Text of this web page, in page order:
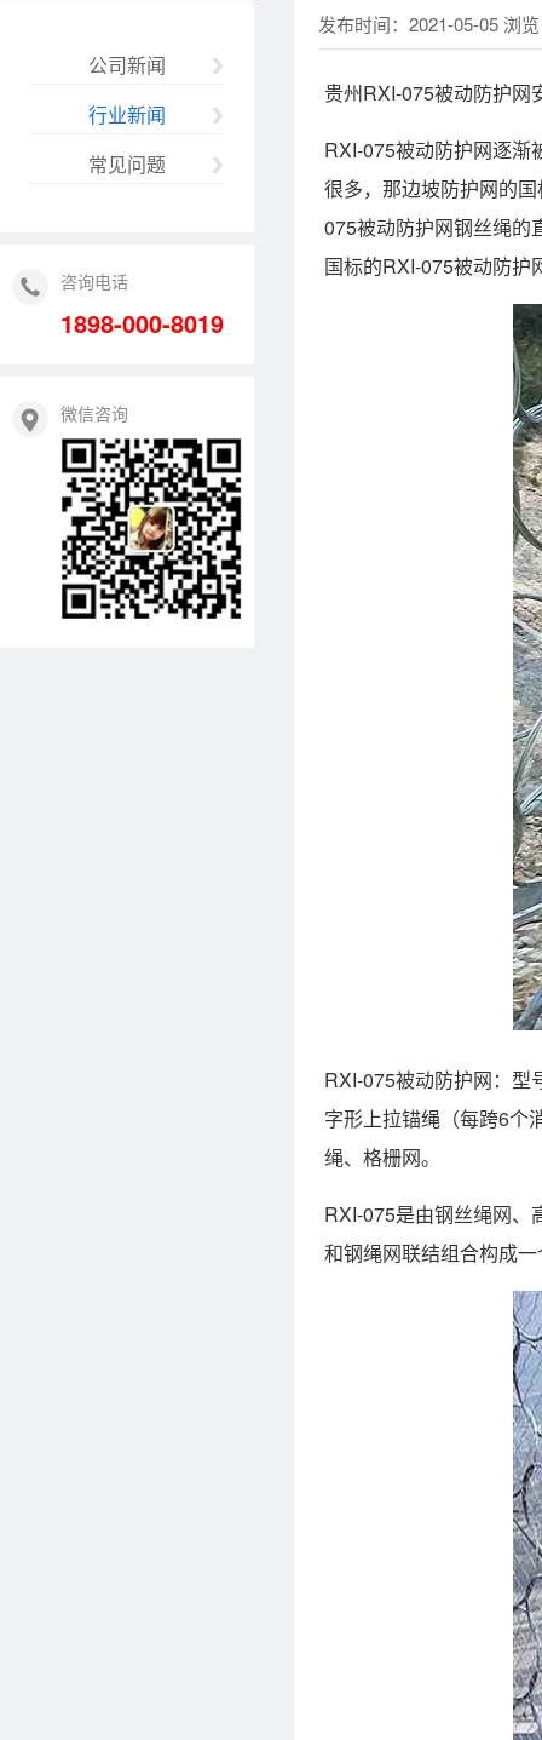
公司新闻
行业新闻
常见问题
咨询电话
1898-000-8019
微信咨询
发布时间：2021-05-05 浏
贵州RXI-075被动防护网
RXI-075被动防护网逐渐
很多，那边坡防护网的
075被动防护网钢丝绳的
国标的RXI-075被动防护
RXI-075被动防护网：型
字形上拉锚绳（每跨6个
绳、格栅网。
RXI-075是由钢丝绳网、
和钢绳网联结组合构成